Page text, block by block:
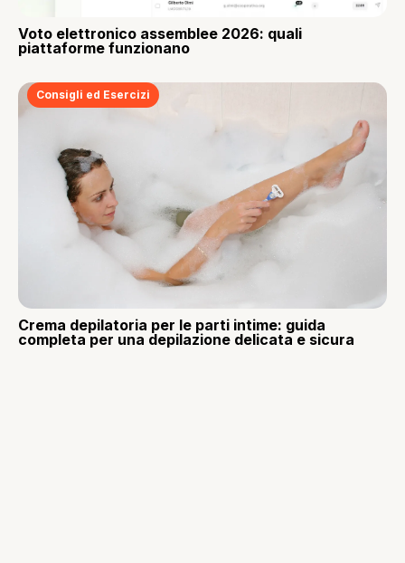
Voto elettronico assemblee 2026: quali
piattaforme funzionano
Consigli ed Esercizi
Crema depilatoria per le parti intime: guida
completa per una depilazione delicata e sicura